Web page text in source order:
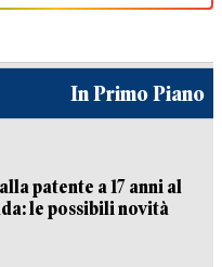
In Primo Piano
patente a 17 anni al
le possibili novità